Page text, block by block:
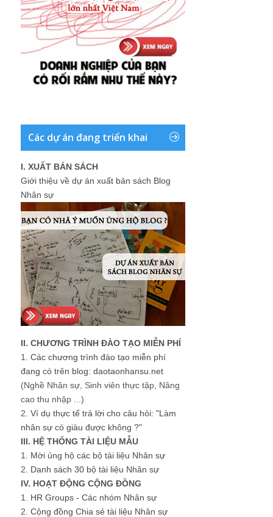
Các dự án đang triển khai
I. XUẤT BẢN SÁCH
Giới thiệu về dự án xuất bản sách Blog
Nhân sự
II. CHƯƠNG TRÌNH ĐÀO TẠO MIỄN PHÍ
1. Các chương trình đào tạo miễn phí
đang có trên blog: daotaonhansu.net
(Nghề Nhân sự, Sinh viên thực tập, Nâng
cao thu nhập ...)
2. Ví dụ thực tế trả lời cho câu hỏi: "Làm
nhân sự có giàu được không ?"
III. HỆ THỐNG TÀI LIỆU MẪU
1. Mời ủng hộ các bộ tài liệu Nhân sự
2. Danh sách 30 bộ tài liệu Nhân sự
IV. HOẠT ĐỘNG CỘNG ĐỒNG
1. HR Groups - Các nhóm Nhân sự
2. Cộng đồng Chia sẻ tài liệu Nhân sự